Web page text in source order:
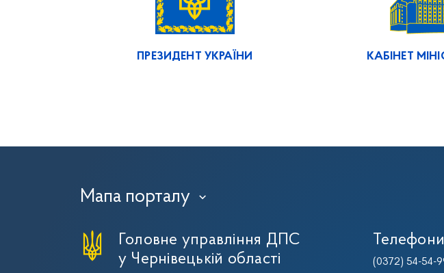
ПРЕЗИДЕНТ УКРАЇНИ КАБІНЕТ
Мапа порталу ›
Головне управління ДПС
у Чернівецькій області
Телефони
(0372) 54-54-